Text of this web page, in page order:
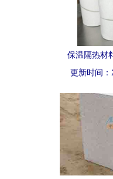
保温隔热材
更新时间